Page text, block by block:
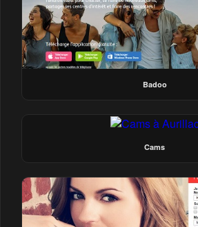
Badoo
Cams